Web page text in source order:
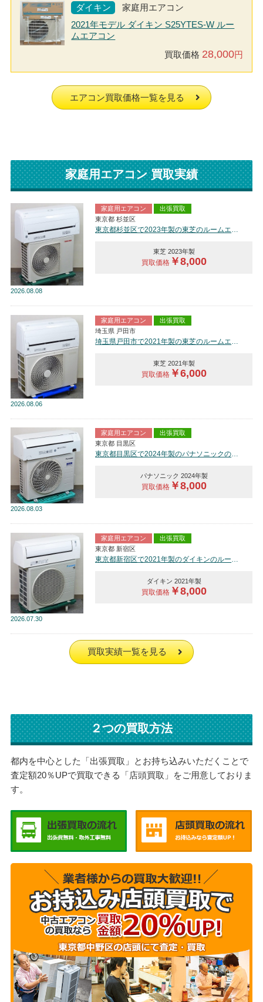
ダイキン
家庭用エアコン
2021年モデル ダイキン S25YTES-W ルー
ムエアコン
買取価格 28,000円
エアコン買取価格一覧を見る
家庭用エアコン 買取実績
2026 08.08
家庭用エアコン
出張買取
東京都 杉並区
東芝 2023年製
買取価格￥8,000
2026 08.06
家庭用エアコン
出張買取
埼玉県 戸田市
東芝 2021年製
買取価格￥6,000
2026 08.03
家庭用エアコン
出張買取
東京都 目黒区
東京都目黒区で2024年製のパナソニックのルームエアコン【中古品】を買取しました。
パナソニック 2024年製
買取価格￥8,000
2026 07.30
家庭用エアコン
出張買取
東京都 新宿区
東京都新宿区で2021年製のダイキンのルームエアコン【中古品】を買取しました。
ダイキン 2021年製
買取価格￥8,000
買取実績一覧を見る
２つの買取方法
都内を中心とした「出張買取」とお持ち込みいただくことで
査定額20％UPで買取できる「店頭買取」をご用意しておりま
す。